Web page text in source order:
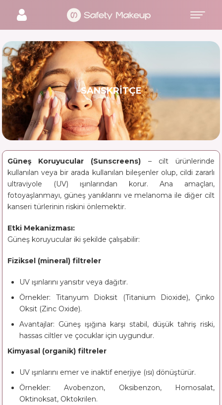
SANSKRITÇE
Güneş Koruyucular (Sunscreens) – cilt ürünlerinde
kullanılan veya bir arada kullanılan bileşenler olup, cildi zararlı
ultraviyole (UV) ışınlarından korur. Ana amaçları,
fotoyaşlanmayı, güneş yanıklarını ve melanoma ile diğer cilt
kanseri türlerinin riskini önlemektir.
Etki Mekanizması:
Güneş koruyucular iki şekilde çalışabilir:
Fiziksel (mineral) filtreler
UV ışınlarını yansıtır veya dağıtır.
Örnekler: Titanyum Dioksit (Titanium Dioxide), Çinko
Oksit (Zinc Oxide).
Avantajlar: Güneş ışığına karşı stabil, düşük tahriş riski,
hassas ciltler ve çocuklar için uygundur.
Kimyasal (organik) filtreler
UV ışınlarını emer ve inaktif enerjiye (ısı) dönüştürür.
Örnekler: Avobenzon, Oksibenzon, Homosalat,
Oktinoksat, Oktokrilen.